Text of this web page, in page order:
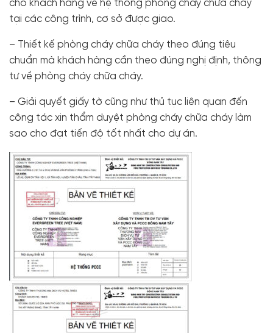
cho khách hàng về hệ thống phòng cháy chữa cháy
tại các công trình, cơ sở được giao.
– Thiết kế phòng cháy chữa cháy theo đúng tiêu
chuẩn mà khách hàng cần theo đúng nghị định, thông
tư về phòng cháy chữa cháy.
– Giải quyết giấy tờ cũng như thủ tục liên quan đến
công tác xin thẩm duyệt phòng cháy chữa cháy làm
sao cho đạt tiến độ tốt nhất cho dự án.